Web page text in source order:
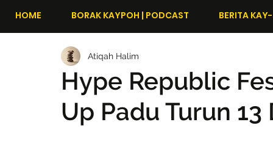
HOME BORAK KAYPOH | PODCAST BERITA
Hype Republic
Up Padu Turun
Atiqah Halim